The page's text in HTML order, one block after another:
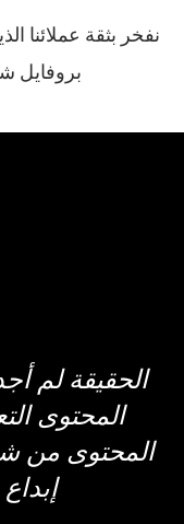
نفخر بثقة عملائنا
بروفايل
الحقيقة لم
المحتوى